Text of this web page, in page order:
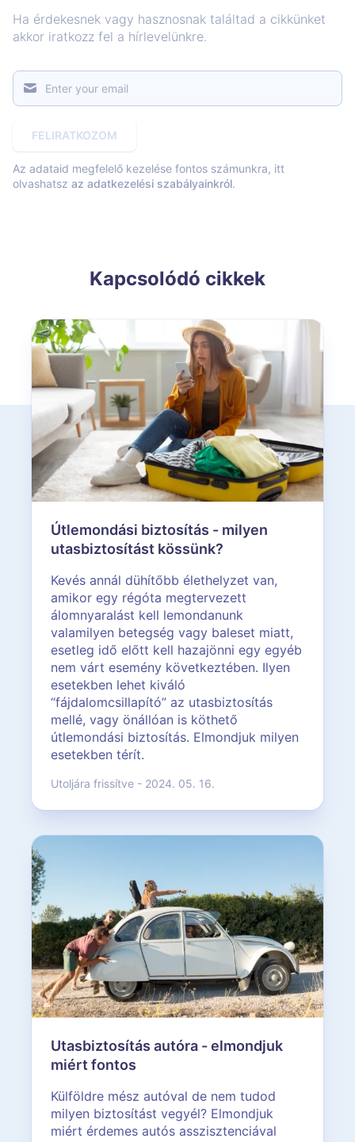
Ha érdekesnek vagy hasznosnak találtad a cikkünket
akkor iratkozz fel a hírlevelünkre.
FELIRATKOZOM
Az adataid megfelelő kezelése fontos számunkra, itt
olvashatsz az adatkezelési szabályainkról.
Kapcsolódó cikkek
Útlemondási biztosítás - milyen
utasbiztosítást kössünk?
Kevés annál dühítőbb élethelyzet van,
amikor egy régóta megtervezett
álomnyaralást kell lemondanunk
valamilyen betegség vagy baleset miatt,
esetleg idő előtt kell hazajönni egy egyéb
nem várt esemény következtében. Ilyen
esetekben lehet kiváló
“fájdalomcsillapító” az utasbiztosítás
mellé, vagy önállóan is köthető
útlemondási biztosítás. Elmondjuk milyen
esetekben térít.
Utoljára frissítve - 2024. 05. 16.
Utasbiztosítás autóra - elmondjuk
miért fontos
Külföldre mész autóval de nem tudod
milyen biztosítást vegyél? Elmondjuk
miért érdemes autós asszisztenciával